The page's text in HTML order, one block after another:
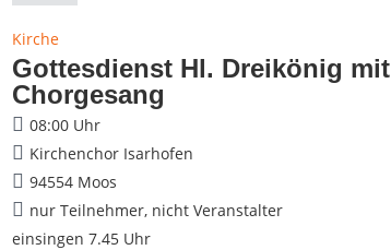
Kirche
Gottesdienst Hl. Dreikönig mit
Chorgesang
08:00 Uhr
Kirchenchor Isarhofen
94554 Moos
nur Teilnehmer, nicht Veranstalter
einsingen 7.45 Uhr